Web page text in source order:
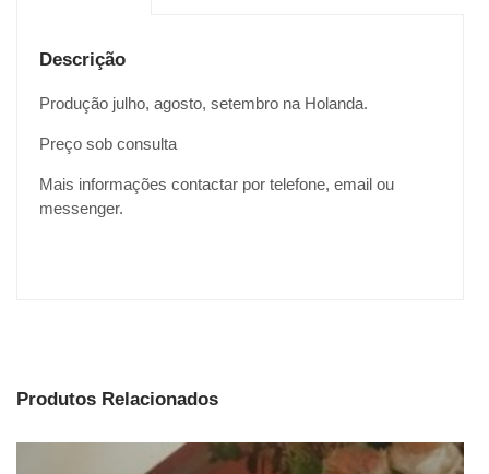
Descrição
Produção julho, agosto, setembro na Holanda.
Preço sob consulta
Mais informações contactar por telefone, email ou
messenger.
Produtos Relacionados